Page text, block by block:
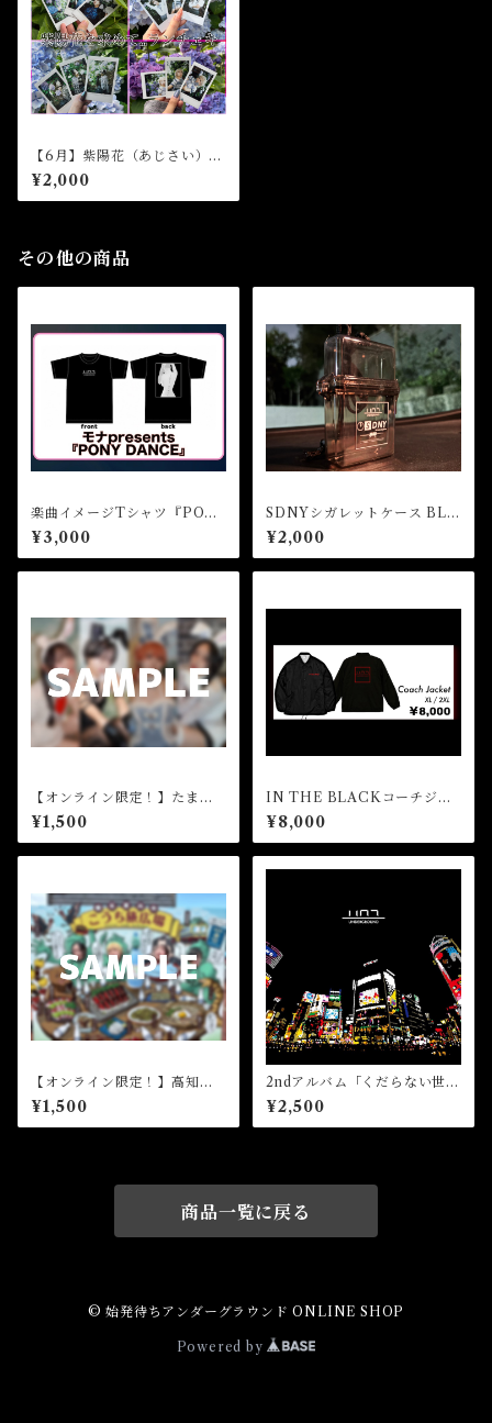
【6月】紫陽花（あじさい）を
求めて…ランチェキ(個人)
¥2,000
その他の商品
楽曲イメージTシャツ『PON
Y DANCE』
¥3,000
SDNYシガレットケース BLA
CKver.
¥2,000
【オンライン限定！】たまご
を求めて…メンバー4人の写真
データセット
¥1,500
IN THE BLACKコーチジャ
ケット
¥8,000
【オンライン限定！】高知の
思い出写真データセット（50
枚！）
¥1,500
2ndアルバム「くだらない世
界」
¥2,500
商品一覧に戻る
© 始発待ちアンダーグラウンド ONLINE SHOP
Powered by